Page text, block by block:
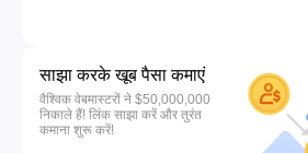
साझा करके खूब पैसा कमाएं
वैश्विक वेबमास्टरों ने $50,000,000
निकाले हैं! लिंक साझा करें और तुरंत
कमाना शुरू करें!